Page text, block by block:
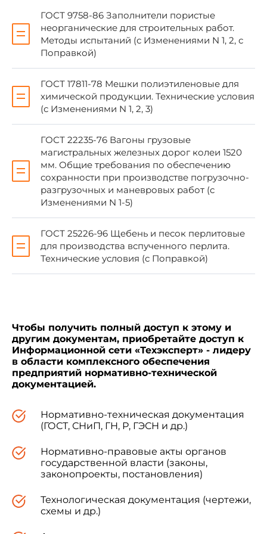
ГОСТ 22235-76 4.1
ГОСТ 25820-2000 Вводная
ГОСТ 30108-94 Раздел 3
ПЕРЕИЗДАНИЕ с Изменениями N 1 и N 2,
утвержденными постановлениями Госстроя
России от 4 декабря 2000 г. N 115 и от 13
января 2003 г. N 4 соответственно.
вспученные перлитовые песок и щебень,
получаемые при термической обработке сырья
из вулканических стекловатых водосодержащих
пород кислого состава поГОСТ 25226
Вспученный перлитовый песок применяют при
приготовлении легких бетонов, тепло- и
штукатурных растворов, а также в качестве
теплоизоляционных засыпок при температуре
плюс 875 °С. Вспученный перлитовый щебень
применяют в качестве заполнителя при
приготовлении легких бетонов поГОСТ 25820
ГОСТ 9758-86 Заполнители пористые
неорганические для строительных работ.
Методы испытаний (с Изменениями N 1, 2, с
Поправкой)
ГОСТ 17811-78 Мешки полиэтиленовые для
химической продукции. Технические условия
(с Изменениями N 1, 2, 3)
ГОСТ 22235-76 Вагоны грузовые
магистральных железных дорог колеи 1520
мм. Общие требования по обеспечению
сохранности при производстве погрузочно-
разгрузочных и маневровых работ (с
Изменениями N 1-5)
ГОСТ 25226-96 Щебень и песок перлитовые
для производства вспученного перлита.
Технические условия (с Поправкой)
Чтобы получить полный доступ к этому и
другим документам, приобретайте доступ к
Информационной сети «Техэксперт» - лидеру
в области комплексного обеспечения
предприятий нормативно-технической
документацией.
Нормативно-техническая документация
(ГОСТ, СНиП, ГН, Р, ГЭСН и др.)
Нормативно-правовые акты органов
государственной власти (законы,
законопроекты, постановления)
Технологическая документация (чертежи,
схемы и др.)